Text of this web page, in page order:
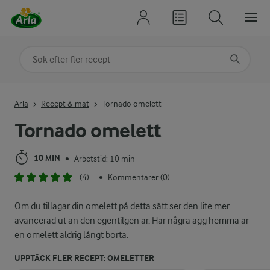
Tornado omelett
10 MIN • Arbetstid: 10 min
(4)
• Kommentarer (0)
Om du tillagar din omelett på detta sätt ser den lite mer
avancerad ut än den egentilgen är. Har några ägg hemma är
en omelett aldrig långt borta.
UPPTÄCK FLER RECEPT: OMELETTER
Arla Recept & mat Tornado omelett
Sök på kategori eller ingrediens